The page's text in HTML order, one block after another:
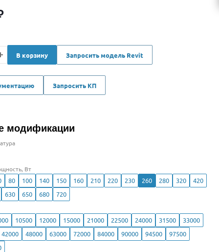
В корзину Запросить модель Revit
Запросить КП
модификации
Вт
80 100 140 150 160 210 220 230 260 280 320
420
630
650 680 720
10500 12000 15000 21000 22500 24000 31500
33000
42000
48000 63000 72000 84000 90000 94500
97500